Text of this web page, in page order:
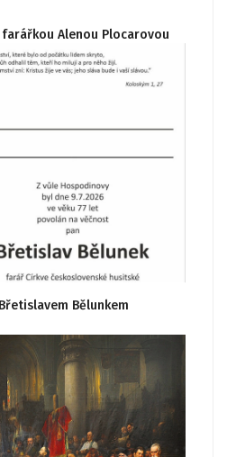
Alenou Plocarovou
Bělunkem